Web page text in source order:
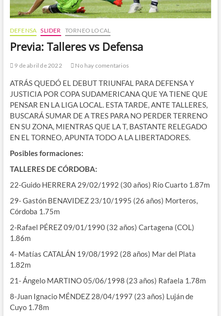
DEFENSA SLIDER TORNEO LOCAL
Previa: Talleres vs Defensa
9 de abril de 2022 No hay comentarios
ATRÁS QUEDÓ EL DEBUT TRIUNFAL PARA DEFENSA Y
JUSTICIA POR COPA SUDAMERICANA QUE YA TIENE QUE
PENSAR EN LA LIGA LOCAL. ESTA TARDE, ANTE TALLERES,
BUSCARÁ SUMAR DE A TRES PARA NO PERDER TERRENO
EN SU ZONA, MIENTRAS QUE LA T, BASTANTE RELEGADO
EN EL TORNEO, APUNTA TODO A LA LIBERTADORES.
Posibles formaciones:
TALLERES DE CÓRDOBA:
22-Guido HERRERA 29/02/1992 (30 años) Río Cuarto 1.87m
29- Gastón BENAVIDEZ 23/10/1995 (26 años) Morteros,
Córdoba 1.75m
2-Rafael PÉREZ 09/01/1990 (32 años) Cartagena (COL)
1.86m
4- Matías CATALÁN 19/08/1992 (28 años) Mar del Plata
1.82m
21- Ángelo MARTINO 05/06/1998 (23 años) Rafaela 1.78m
8-Juan Ignacio MÉNDEZ 28/04/1997 (23 años) Luján de
Cuyo 1.78m